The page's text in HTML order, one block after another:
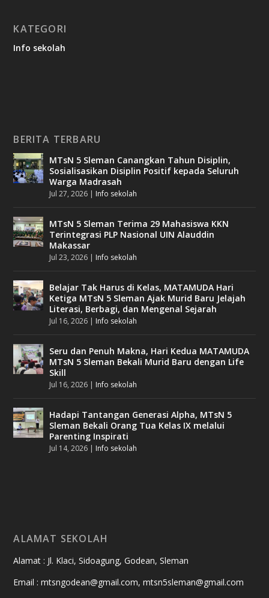
KATEGORI
Info sekolah
BERITA TERBARU
MTsN 5 Sleman Canangkan Tahun Disiplin,
Sosialisasikan Disiplin Positif kepada Seluruh
Warga Madrasah
Jul 27, 2026 | Info sekolah
MTsN 5 Sleman Terima 29 Mahasiswa KKN
Terintegrasi PLP Nasional UIN Alauddin
Makassar
Jul 23, 2026 | Info sekolah
Belajar Tak Harus di Kelas, MATAMUDA Hari
Ketiga MTsN 5 Sleman Ajak Murid Baru Jelajah
Literasi, Berbagi, dan Mengenal Sejarah
Jul 16, 2026 | Info sekolah
Seru dan Penuh Makna, Hari Kedua MATAMUDA
MTsN 5 Sleman Bekali Murid Baru dengan Life
Skill
Jul 16, 2026 | Info sekolah
Hadapi Tantangan Generasi Alpha, MTsN 5
Sleman Bekali Orang Tua Kelas IX melalui
Parenting Inspirati
Jul 14, 2026 | Info sekolah
ALAMAT SEKOLAH
Alamat : Jl. Klaci, Sidoagung, Godean, Sleman
Email : mtsngodean@gmail.com, mtsn5sleman@gmail.com